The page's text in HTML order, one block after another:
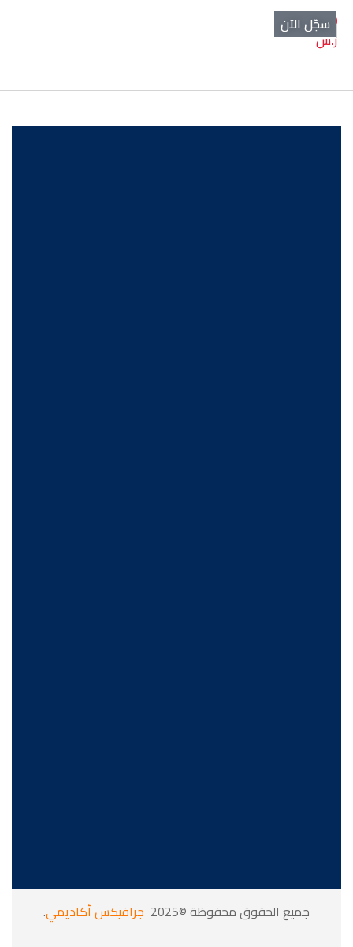
499.00
ر.س
سجّل الآن
جميع الحقوق محفوظة ©2025 جرافيكس أكاديمي.